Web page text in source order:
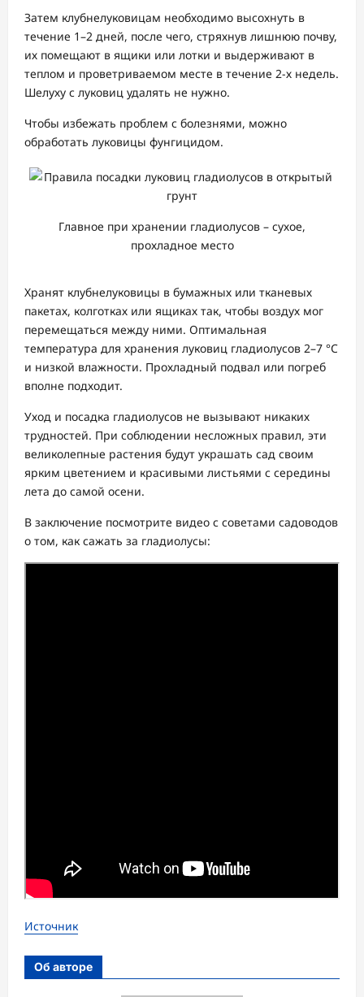
Затем клубнелуковицам необходимо высохнуть в
течение 1–2 дней, после чего, стряхнув лишнюю почву,
их помещают в ящики или лотки и выдерживают в
теплом и проветриваемом месте в течение 2-х недель.
Шелуху с луковиц удалять не нужно.
Чтобы избежать проблем с болезнями, можно
обработать луковицы фунгицидом.
Главное при хранении гладиолусов – сухое,
прохладное место
Хранят клубнелуковицы в бумажных или тканевых
пакетах, колготках или ящиках так, чтобы воздух мог
перемещаться между ними. Оптимальная
температура для хранения луковиц гладиолусов 2–7 °C
и низкой влажности. Прохладный подвал или погреб
вполне подходит.
Уход и посадка гладиолусов не вызывают никаких
трудностей. При соблюдении несложных правил, эти
великолепные растения будут украшать сад своим
ярким цветением и красивыми листьями с середины
лета до самой осени.
В заключение посмотрите видео с советами садоводов
о том, как сажать за гладиолусы:
Источник
Об авторе